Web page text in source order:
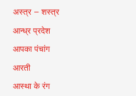
अस्त्र – शस्त्र
आन्ध्र प्रदेश
आपका पंचांग
आरती
आस्था के रंग